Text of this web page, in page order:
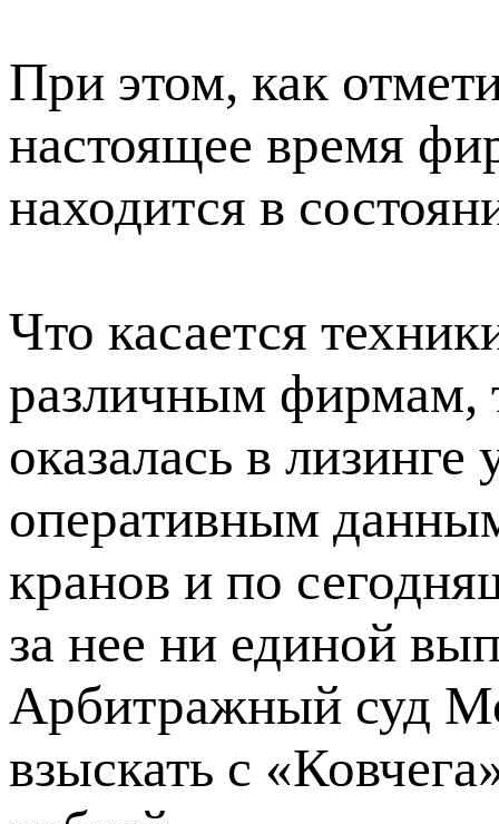
При этом, как
настоящее время
находится в
Что касается
различным фирмам,
оказалась в
оперативным
кранов и по
за нее ни единой
Арбитражный суд
взыскать с